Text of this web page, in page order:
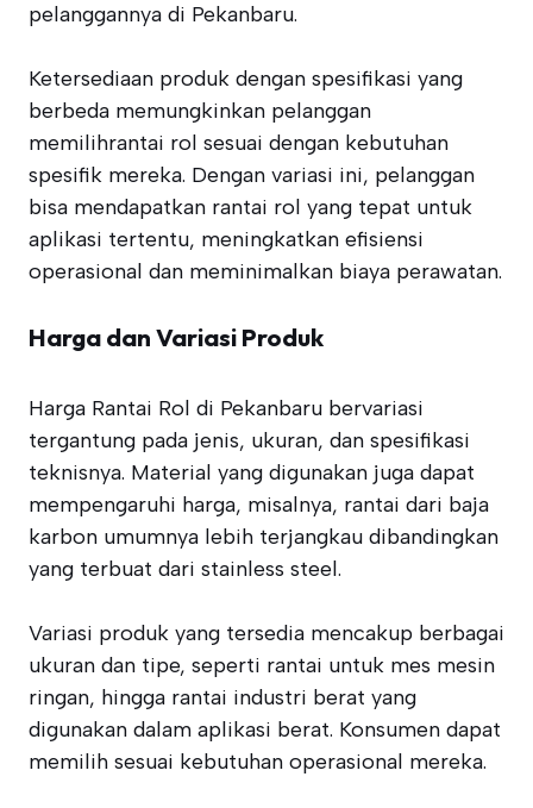
pelanggannya di Pekanbaru.
Ketersediaan produk dengan spesifikasi yang
berbeda memungkinkan pelanggan
memilihrantai rol sesuai dengan kebutuhan
spesifik mereka. Dengan variasi ini, pelanggan
bisa mendapatkan rantai rol yang tepat untuk
aplikasi tertentu, meningkatkan efisiensi
operasional dan meminimalkan biaya perawatan.
Harga dan Variasi Produk
Harga Rantai Rol di Pekanbaru bervariasi
tergantung pada jenis, ukuran, dan spesifikasi
teknisnya. Material yang digunakan juga dapat
mempengaruhi harga, misalnya, rantai dari baja
karbon umumnya lebih terjangkau dibandingkan
yang terbuat dari stainless steel.
Variasi produk yang tersedia mencakup berbagai
ukuran dan tipe, seperti rantai untuk mes mesin
ringan, hingga rantai industri berat yang
digunakan dalam aplikasi berat. Konsumen dapat
memilih sesuai kebutuhan operasional mereka.